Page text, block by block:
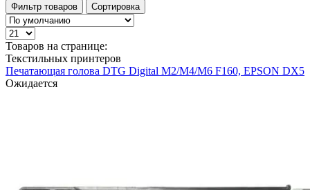
Фильтр товаров
Сортировка
Товаров на странице:
Текстильных принтеров
Печатающая голова DTG Digital M2/M4/M6 F160, EPSON DX5
Ожидается